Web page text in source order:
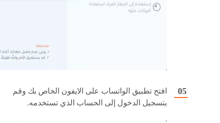
افتح تطبيق الواتساب على الايفون الخاص بك وقم
بتسجيل الدخول إلى الحساب الذي تستخدمه.